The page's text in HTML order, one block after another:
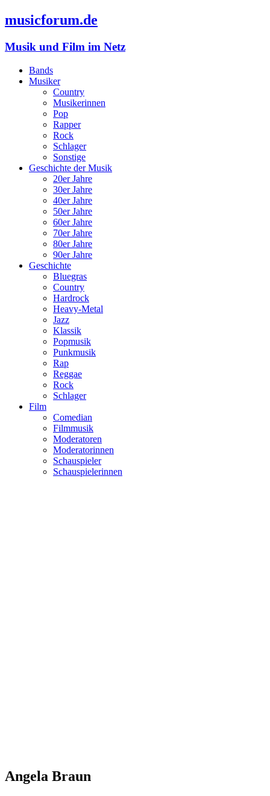
musicforum.de
Musik und Film im Netz
Bands
Musiker
Country
Musikerinnen
Pop
Rapper
Rock
Schlager
Sonstige
Geschichte der Musik
20er Jahre
30er Jahre
40er Jahre
50er Jahre
60er Jahre
70er Jahre
80er Jahre
90er Jahre
Geschichte
Bluegras
Country
Hardrock
Heavy-Metal
Jazz
Klassik
Popmusik
Punkmusik
Rap
Reggae
Rock
Schlager
Film
Comedian
Filmmusik
Moderatoren
Moderatorinnen
Schauspieler
Schauspielerinnen
Angela Braun